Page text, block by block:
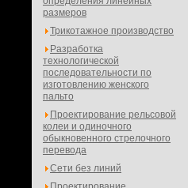
размеров
Трикотажное производство
Разработка
технологической
последовательности по
изготовлению женского
пальто
Проектирование рельсовой
колеи и одиночного
обыкновенного стрелочного
перевода
Сети без линий